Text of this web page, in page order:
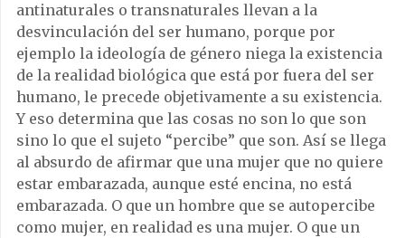
antinaturales o transnaturales llevan a la
desvinculación del ser humano, porque por
ejemplo la ideología de género niega la existencia
de la realidad biológica que está por fuera del ser
humano, le precede objetivamente a su existencia.
Y eso determina que las cosas no son lo que son
sino lo que el sujeto “percibe” que son. Así se llega
al absurdo de afirmar que una mujer que no quiere
estar embarazada, aunque esté encina, no está
embarazada. O que un hombre que se autopercibe
como mujer, en realidad es una mujer. O que un